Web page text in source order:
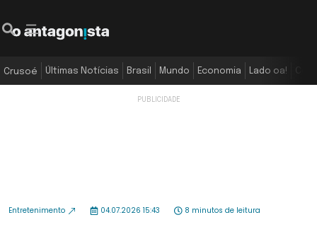
Crusoé Últimas Notícias Brasil Mundo Economia Lado oa!
Entretenimento 04.07.2026 15:43 8 minutos de leitura